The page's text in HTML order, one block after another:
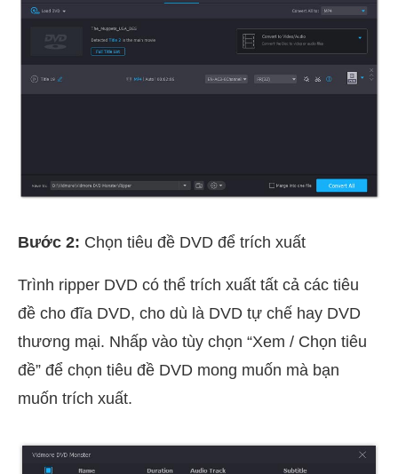
Bước 2: Chọn tiêu đề DVD để trích xuất
Trình ripper DVD có thể trích xuất tất cả các tiêu
đề cho đĩa DVD, cho dù là DVD tự chế hay DVD
thương mại. Nhấp vào tùy chọn “Xem / Chọn tiêu
đề” để chọn tiêu đề DVD mong muốn mà bạn
muốn trích xuất.